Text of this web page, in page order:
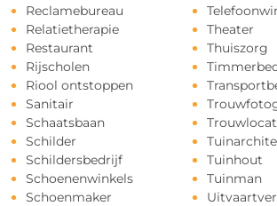
Reclamebureau
Relatietherapie
Restaurant
Rijscholen
Riool ontstoppen
Sanitair
Schaatsbaan
Schilder
Schildersbedrijf
Schoenenwinkels
Schoenmaker
Theater
Thuiszorg
Tuinhout
Tuinman